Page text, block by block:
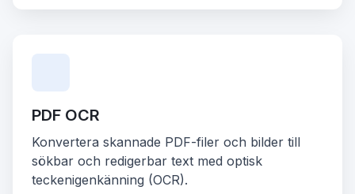
PDF OCR
Konvertera skannade PDF-filer och bilder till
sökbar och redigerbar text med optisk
teckenigenkänning (OCR).